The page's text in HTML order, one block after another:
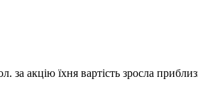
акцію їхня вартість зросла